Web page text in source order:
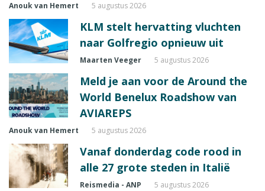
Anouk van Hemert 5 augustus 2026
KLM stelt hervatting vluchten
naar Golfregio opnieuw uit
Maarten Veeger 5 augustus 2026
Meld je aan voor de Around the
World Benelux Roadshow van
AVIAREPS
Anouk van Hemert 5 augustus 2026
Vanaf donderdag code rood in
alle 27 grote steden in Italië
Reismedia - ANP 5 augustus 2026